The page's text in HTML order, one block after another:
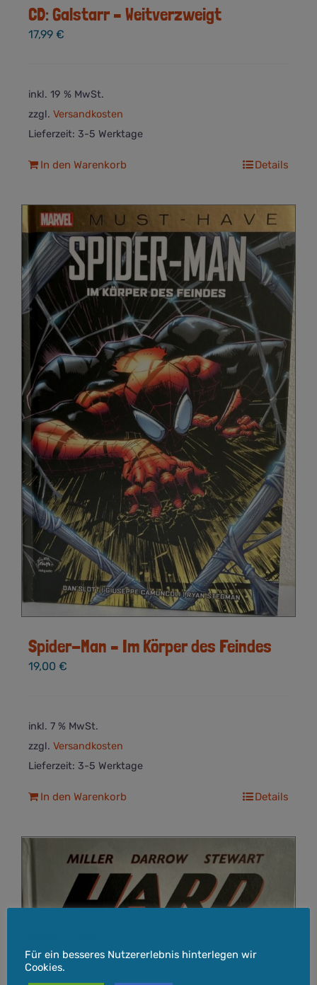
CD: Galstarr – Weitverzweigt
17,99 €
inkl. 19 % MwSt.
zzgl. Versandkosten
Lieferzeit: 3-5 Werktage
In den Warenkorb Details
Spider-Man – Im Körper des Feindes
19,00 €
inkl. 7 % MwSt.
zzgl. Versandkosten
Lieferzeit: 3-5 Werktage
In den Warenkorb Details
Für ein besseres Nutzererlebnis hinterlegen wir
Cookies.